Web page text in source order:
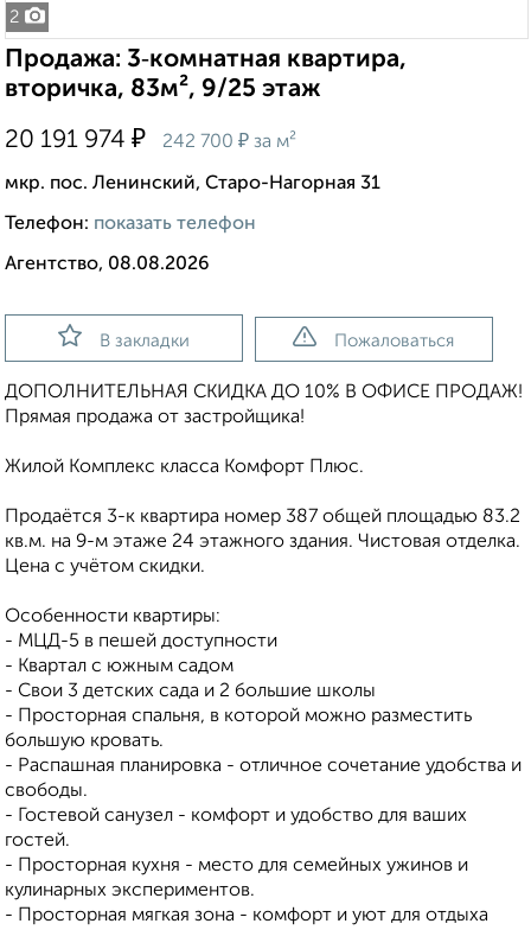
2
Продажа: 3‑комнатная квартира,
вторичка, 83м², 9/25 этаж
20 191 974 ₽ 242 700 ₽ за м²
мкр. пос. Ленинский, Старо-Нагорная 31
Телефон: показать телефон
Агентство, 08.08.2026
В закладки Пожаловаться
ДОПОЛНИТЕЛЬНАЯ СКИДКА ДО 10% В ОФИСЕ ПРОДАЖ!
Прямая продажа от застройщика!
Жилой Комплекс класса Комфорт Плюс.
Продаётся 3-к квартира номер 387 общей площадью 83.2
кв.м. на 9-м этаже 24 этажного здания. Чистовая отделка.
Цена с учётом скидки.
Особенности квартиры:
- МЦД-5 в пешей доступности
- Квартал с южным садом
- Свои 3 детских сада и 2 большие школы
- Просторная спальня, в которой можно разместить
большую кровать.
- Распашная планировка - отличное сочетание удобства и
свободы.
- Гостевой санузел - комфорт и удобство для ваших
гостей.
- Просторная кухня - место для семейных ужинов и
кулинарных экспериментов.
- Просторная мягкая зона - комфорт и уют для отдыха